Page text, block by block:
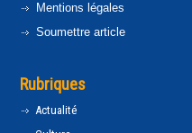
Mentions légales
Soumettre article
Rubriques
Actualité